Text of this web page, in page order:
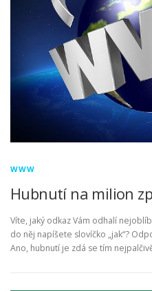
WWW
Hubnutí na milion
Víte, jaký odkaz Vám odhalí
do něj napíšete slovíčko „jak“?
Ano, hubnutí je zdá se tím